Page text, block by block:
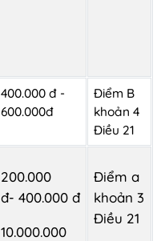
400.000 đ -
600.000đ
Điểm B
khoản 4
Điều 21
200.000
đ- 400.000 đ
10.000.000
Điểm a
khoản 3
Điều 21